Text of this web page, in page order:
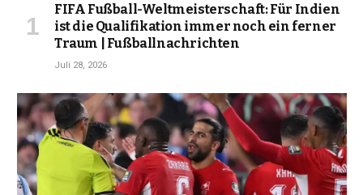
FIFA Fußball-Weltmeisterschaft: Für Indien
ist die Qualifikation immer noch ein ferner
Traum | Fußballnachrichten
Juli 28, 2026